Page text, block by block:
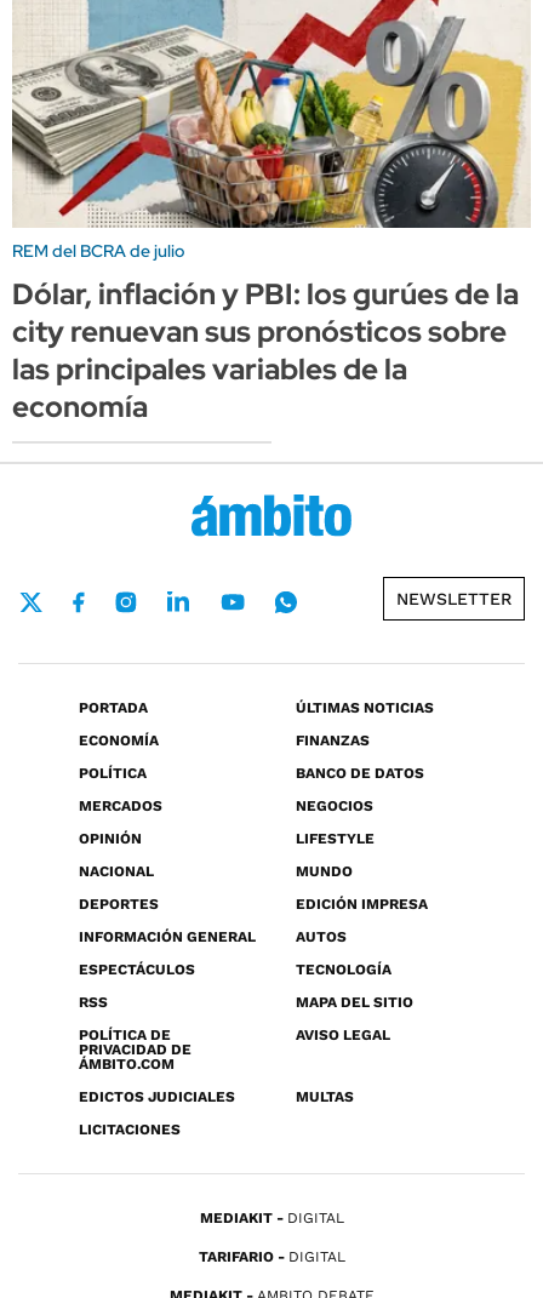
REM del BCRA de julio
Dólar, inflación y PBI: los gurúes de la
city renuevan sus pronósticos sobre
las principales variables de la
economía
NEWSLETTER
PORTADA
ÚLTIMAS NOTICIAS
ECONOMÍA
FINANZAS
POLÍTICA
BANCO DE DATOS
MERCADOS
NEGOCIOS
OPINIÓN
LIFESTYLE
NACIONAL
MUNDO
DEPORTES
EDICIÓN IMPRESA
INFORMACIÓN GENERAL
AUTOS
ESPECTÁCULOS
TECNOLOGÍA
RSS
MAPA DEL SITIO
POLÍTICA DE
PRIVACIDAD DE
ÁMBITO.COM
AVISO LEGAL
EDICTOS JUDICIALES
MULTAS
LICITACIONES
MEDIAKIT DIGITAL
TARIFARIO DIGITAL